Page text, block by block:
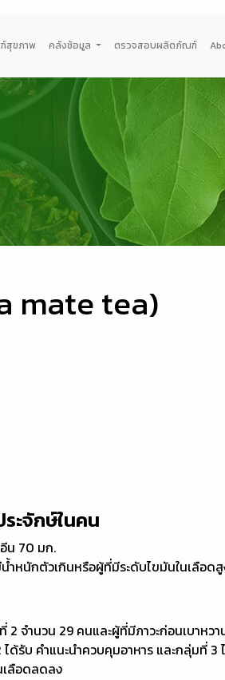
สุขภาพ คลังช้อมูล ตรวจสอบผลิตภัณฑ์
mate tea)
ะจักษ์ในคน
น 70 มก.
ำหนักตัวเกินหรือผู้ที่มีระดับไขมันในเลือ
2 จำนวน 29 คนและผู้ที่มีภาวะก่อนเบาห
ด้รับ คำแนะนำควบคุมอาหาร และกลุ่มที่
เลือดลดลง